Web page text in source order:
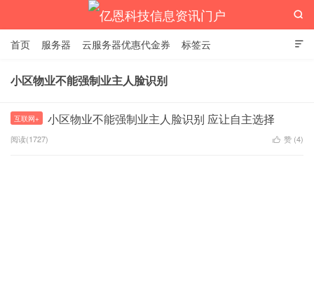
亿恩科技信息资讯门户

首页 服务器 云服务器优惠代金券 标签云

小区物业不能强制业主人脸识别
互联网+ 小区物业不能强制业主人脸识别 应让自主选择
阅读(1727)  赞 (4)